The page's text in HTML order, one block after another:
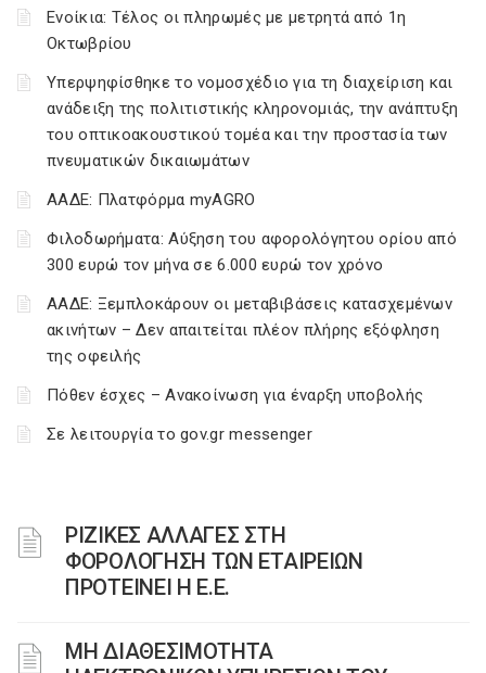
Ενοίκια: Τέλος οι πληρωμές με μετρητά από 1η
Οκτωβρίου
Υπερψηφίσθηκε το νομοσχέδιο για τη διαχείριση και
ανάδειξη της πολιτιστικής κληρονομιάς, την ανάπτυξη
του οπτικοακουστικού τομέα και την προστασία των
πνευματικών δικαιωμάτων
ΑΑΔΕ: Πλατφόρμα myAGRO
Φιλοδωρήματα: Αύξηση του αφορολόγητου ορίου από
300 ευρώ τον μήνα σε 6.000 ευρώ τον χρόνο
ΑΑΔΕ: Ξεμπλοκάρουν οι μεταβιβάσεις κατασχεμένων
ακινήτων – Δεν απαιτείται πλέον πλήρης εξόφληση
της οφειλής
Πόθεν έσχες – Ανακοίνωση για έναρξη υποβολής
Σε λειτουργία το gov.gr messenger
ΡΙΖΙΚΕΣ ΑΛΛΑΓΕΣ ΣΤΗ
ΦΟΡΟΛΟΓΗΣΗ ΤΩΝ ΕΤΑΙΡΕΙΩΝ
ΠΡΟΤΕΙΝΕΙ Η Ε.Ε.
ΜΗ ΔΙΑΘΕΣΙΜΟΤΗΤΑ